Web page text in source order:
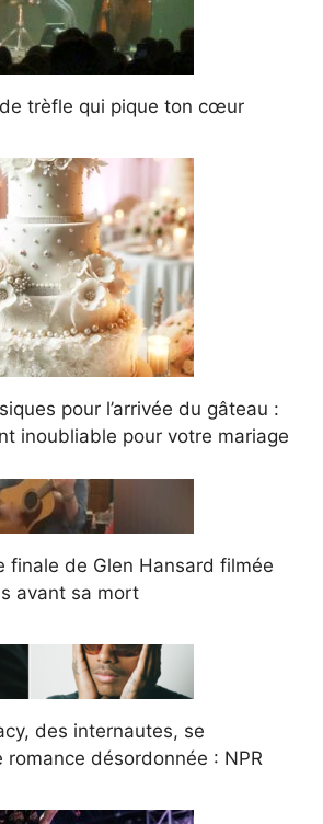
de trèfle qui pique ton cœur
pour l’arrivée du gâteau :
inoubliable pour votre mariage
finale de Glen Hansard filmée
avant sa mort
des internautes, se
désordonnée : NPR